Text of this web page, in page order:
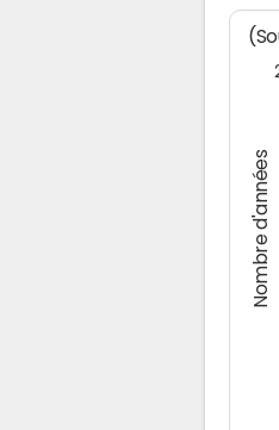
Nombre d'années